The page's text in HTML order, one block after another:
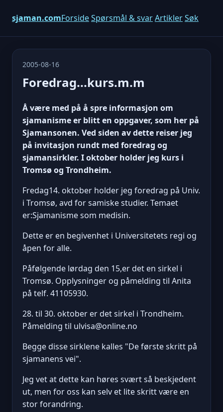
sjaman.comForsideSpørsmål & svarArtiklerSøk
2005-08-16
Foredrag...kurs.m.m
Å være med på å spre informasjon om
sjamanisme er blitt en oppgaver, som her på
Sjamansonen. Ved siden av dette reiser jeg
på invitasjon rundt med foredrag og
sjamansirkler. I oktober holder jeg kurs i
Tromsø og Trondheim.
Fredag14. oktober holder jeg foredrag på Univ.
i Tromsø, avd for samiske studier. Temaet
er:Sjamanisme som medisin.
Dette er en begivenhet i Universitetets regi og
åpen for alle.
Påfølgende lørdag den 15,er det en sirkel i
Tromsø. Opplysninger og påmelding til Anita
på telf. 41105930.
28. til 30. oktober er det sirkel i Trondheim.
Påmelding til ulvisa@online.no
Begge disse sirklene kalles "De første skritt på
sjamanens vei".
Jeg vet at dette kan høres svært så beskjedent
ut, men for oss kan selv et lite skritt være en
stor forandring.